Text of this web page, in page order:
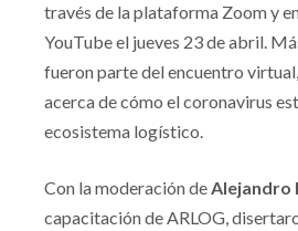
través de la plataforma Zoom y
YouTube el jueves 23 de abril.
fueron parte del encuentro
acerca de cómo el coronavirus
ecosistema logístico.
Con la moderación deAlejandro
capacitación de ARLOG,